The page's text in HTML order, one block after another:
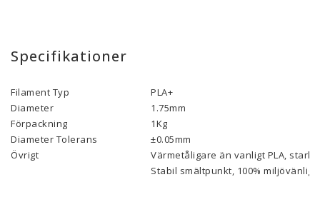
Specifikationer
Filament Typ
PLA+
Diameter
1.75mm
Förpackning
1Kg
Diameter Tolerans
±0.05mm
Övrigt
Värmetåligare än vanligt PLA,
Stabil smältpunkt, 100%